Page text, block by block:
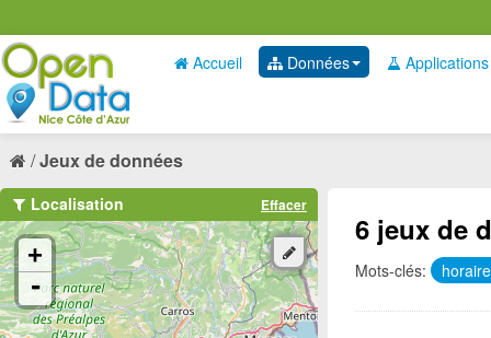
Accueil Données Applications
Jeux de données
6 jeux de
Mots-clés:
Localisation Effacer
+
-